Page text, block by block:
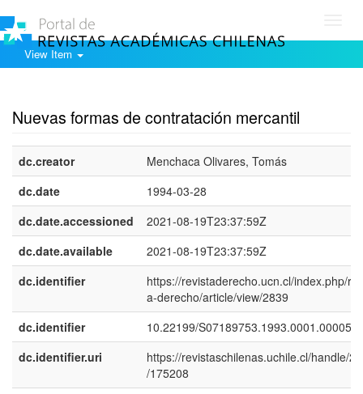
View Item
Nuevas formas de contratación mercantil
dc.creator
Menchaca Olivares, Tomás
dc.date
1994-03-28
dc.date.accessioned
2021-08-19T23:37:59Z
dc.date.available
2021-08-19T23:37:59Z
dc.identifier
https://revistaderecho.ucn.cl/index.php/
a-derecho/article/view/2839
dc.identifier
10.22199/S07189753.1993.0001.00005
dc.identifier.uri
https://revistaschilenas.uchile.cl/handle/
/175208